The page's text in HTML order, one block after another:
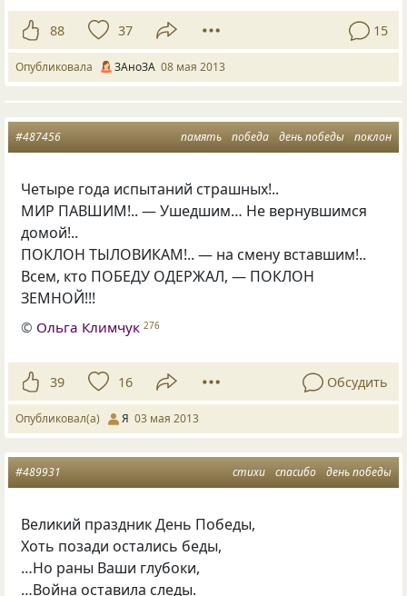
88 37 15
Опубликовала ЗАноЗА 08 мая 2013
память победа день победы поклон
#487456
Четыре года испытаний страшных!..
МИР ПАВШИМ!.. — Ушедшим… Не вернувшимся
домой!..
ПОКЛОН ТЫЛОВИКАМ!.. — на смену вставшим!..
Всем, кто ПОБЕДУ ОДЕРЖАЛ, — ПОКЛОН
ЗЕМНОЙ!!!
© Ольга Климчук 276
39 16 Обсудить
Опубликовал(а) Я 03 мая 2013
стихи спасибо день победы
#489931
Великий праздник День Победы,
Хоть позади остались беды,
…Но раны Ваши глубоки,
…Война оставила следы.